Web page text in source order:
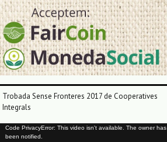
Trobada Sense Fronteres 2017 de Cooperatives
Integrals
Reproductor
Code PrivacyError: This video isn't available. The owner has
been notified.